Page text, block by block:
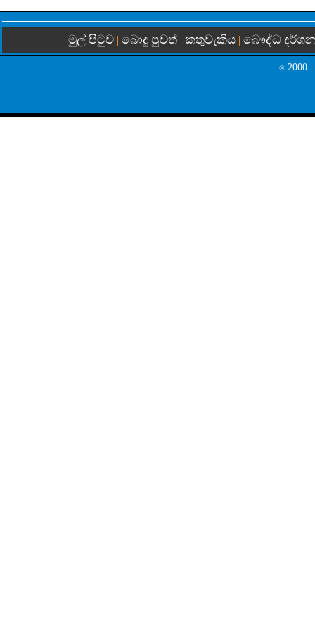
මුල් පිටුව | බොදු පුවත් | කතුවැකිය | බෞද්ධ
© 2000